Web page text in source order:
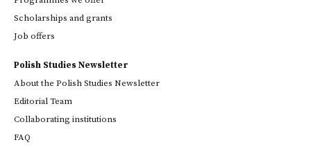
Scholarships and grants
Job offers
Polish Studies Newsletter
About the Polish Studies Newsletter
Editorial Team
Collaborating institutions
FAQ